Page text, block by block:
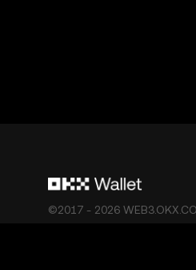
©2017 - 2026